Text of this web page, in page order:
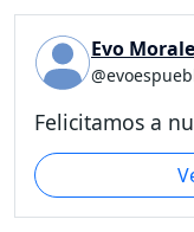
Evo
Felicitamos a